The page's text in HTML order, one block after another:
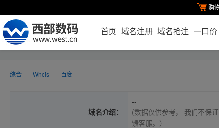
购
首页 域名注册 域名抢注 一口价
综合 Whois 百度
域名介绍：
--
(数据仅供参考， 我们不保
馈客服。）